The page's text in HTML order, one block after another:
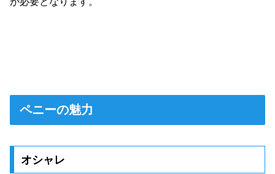
ペニーの魅力
オシャレ